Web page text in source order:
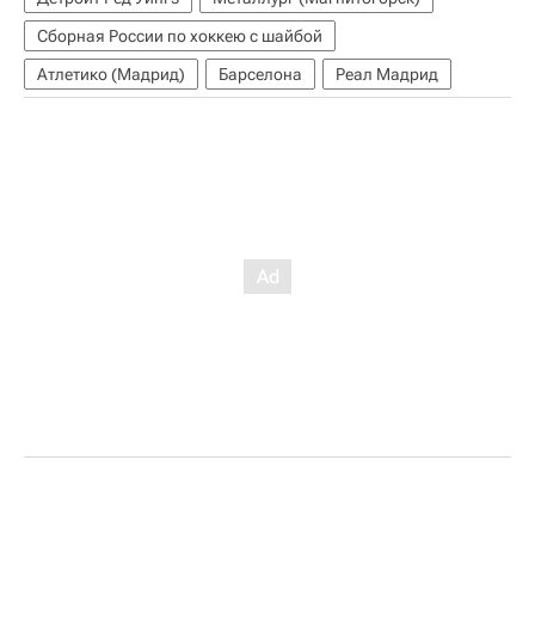
Сборная России по хоккею с шайбой
Атлетико (Мадрид)
Барселона Реал Мадрид